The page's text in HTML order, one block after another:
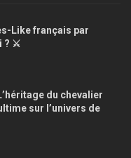
Like français par
? ⚔️
du chevalier
sur l’univers de